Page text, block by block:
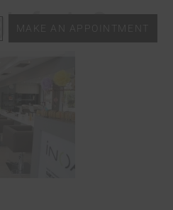
MAKE AN APPOINTMENT